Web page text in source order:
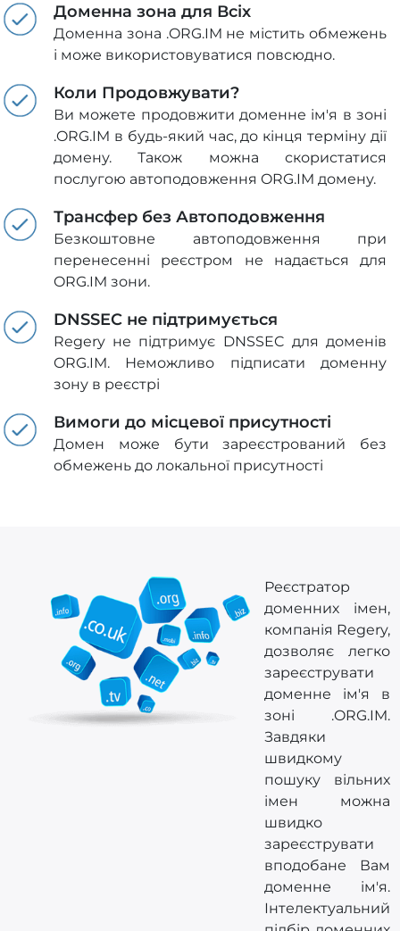
Доменна зона для Всіх
Доменна зона .ORG.IM не містить обмежень
і може використовуватися повсюдно.
Коли Продовжувати?
Ви можете продовжити доменне ім'я в зоні
.ORG.IM в будь-який час, до кінця терміну дії
домену. Також можна скористатися
послугою автоподовження ORG.IM домену.
Трансфер без Автоподовження
Безкоштовне автоподовження при
перенесенні реєстром не надається для
ORG.IM зони.
DNSSEC не підтримується
Regery не підтримує DNSSEC для доменів
ORG.IM. Неможливо підписати доменну
зону в реєстрі
Вимоги до місцевої присутності
Домен може бути зареєстрований без
обмежень до локальної присутності
Реєстратор
доменних імен,
компанія Regery,
дозволяє легко
зареєструвати
доменне ім'я в
зоні .ORG.IM.
Завдяки
швидкому
пошуку вільних
імен можна
швидко
зареєструвати
вподобане Вам
доменне ім'я.
Інтелектуальний